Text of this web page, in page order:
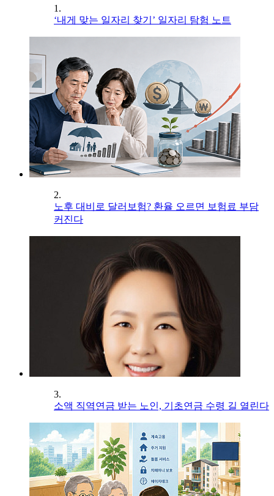
1.
‘내게 맞는 일자리 찾기’ 일자리 탐험 노트
2.
노후 대비로 달러보험? 환율 오르면 보험료 부담
커진다
3.
소액 직역연금 받는 노인, 기초연금 수령 길 열린다